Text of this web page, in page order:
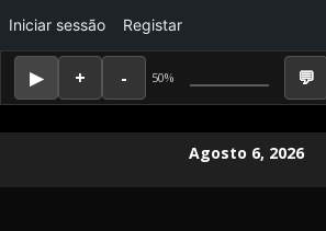
50%
Iniciar sessão Registar
Agosto 6, 2026